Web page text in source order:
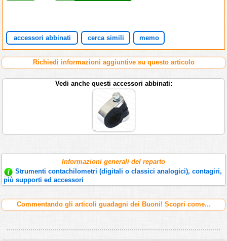
accessori abbinati cerca simili memo
Richiedi informazioni aggiuntive su questo articolo
Vedi anche questi accessori abbinati:
Informazioni generali del reparto
Strumenti contachilometri (digitali o classici analogici), contagiri,
più supporti ed accessori
Commentando gli articoli guadagni dei Buoni! Scopri come...